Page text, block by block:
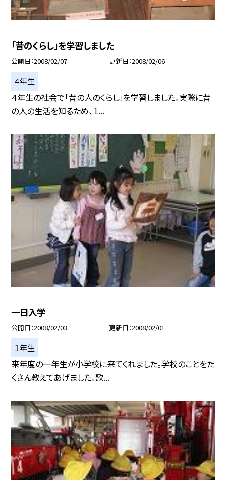
「昔のくらし」を学習しました
公開日 2008/02/07 更新日 2008/02/06
４年生
４年生の社会で「昔の人のくらし」を学習しました。実際に昔
の人の生活を知るため、１...
一日入学
公開日 2008/02/03 更新日 2008/02/01
１年生
来年度の一年生が小学校に来てくれました。学校のことをた
くさん教えてあげました。歌...